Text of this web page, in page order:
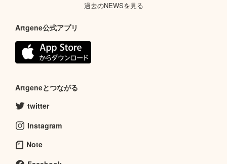
過去のNEWSを見る
Artgene公式アプリ
Artgeneとつながる
twitter
Instagram
Note